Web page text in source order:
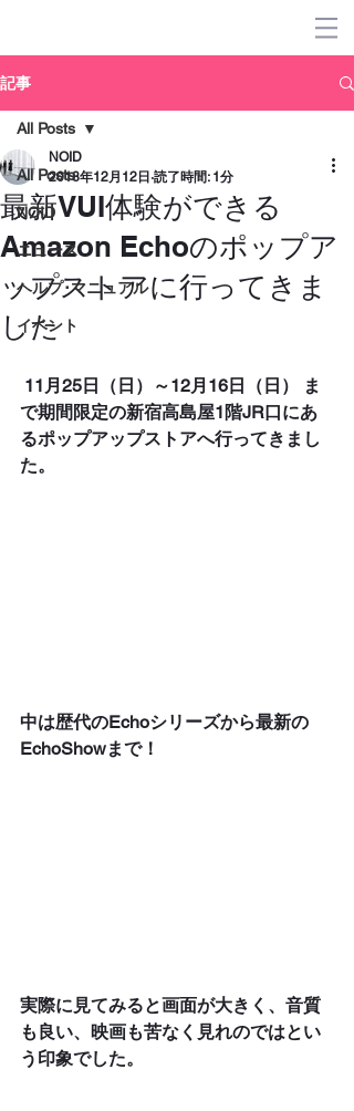
記事
All Posts
NOID
ニュース
ヘルプ･マニュアル
イベント
All Posts
最新VUI体験ができる
Amazon Echoのポップア
ップストアに行ってきま
した
NOID
2018年12月12日 読了時間: 1分
で期間限定の新宿高島屋1階JR口にあ
るポップアップストアへ行ってきまし
た。
中は歴代のEchoシリーズから最新の
EchoShowまで！
実際に見てみると画面が大きく、音質
も良い、映画も苦なく見れのではとい
う印象でした。